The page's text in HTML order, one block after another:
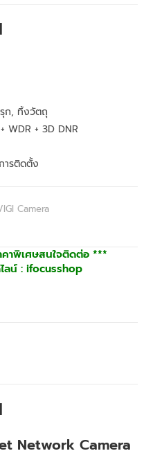
ก, ทิ้งวัตถุ
WDR + 3D DNR
ารติดตั้ง
Camera
คาพิเศษสนใจติดต่อ ***
ลน์ : ifocusshop
Network Camera